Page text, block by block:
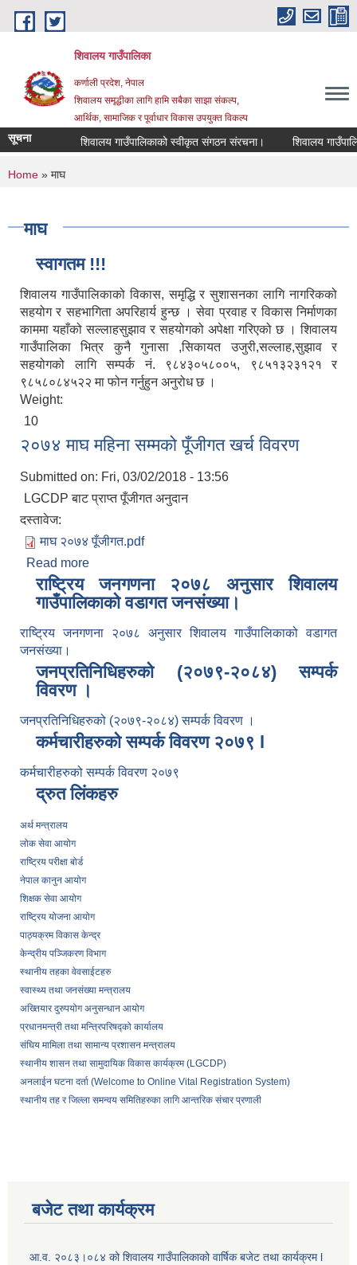
Skip to main content
शिवालय गाउँपालिका
कर्णाली प्रदेश, नेपाल
शिवालय समृद्धीका लागि हामि सबैका साझा संकल्प,
आर्थिक, सामाजिक र पूर्वाधार विकास उपयुक्त विकल्प
सूचना शिवालय गाउँपालिकाको स्वीकृत संगठन संरचना।
You are here
Home » माघ
माघ
स्वागतम !!!
शिवालय गाउँपालिकाको विकास, समृद्धि र सुशासनका लागि नागरिकको
सहयोग र सहभागिता अपरिहार्य हुन्छ । सेवा प्रवाह र विकास निर्माणका
काममा यहाँको सल्लाहसुझाव र सहयोगको अपेक्षा गरिएको छ । शिवालय
गाउँपालिका भित्र कुनै गुनासा ,सिकायत उजुरी,सल्लाह,सुझाव र
सहयोगको लागि सम्पर्क नं. ९८४३०५८००५, ९८५१३२३१२१ र
९८५८०८४५२२ मा फोन गर्नुहुन अनुरोध छ ।
Weight:
10
२०७४ माघ महिना सम्मको पूँजीगत खर्च विवरण
Submitted on: Fri, 03/02/2018 - 13:56
LGCDP बाट प्राप्त पूँजीगत अनुदान
दस्तावेज:
माघ २०७४ पूँजीगत.pdf
Read more
राष्ट्रिय जनगणना २०७८ अनुसार शिवालय
गाउँपालिकाको वडागत जनसंख्या।
राष्ट्रिय जनगणना २०७८ अनुसार शिवालय गाउँपालिकाको वडागत
जनसंख्या।
जनप्रतिनिधिहरुको (२०७९-२०८४) सम्पर्क
विवरण ।
जनप्रतिनिधिहरुको (२०७९-२०८४) सम्पर्क विवरण ।
कर्मचारीहरुको सम्पर्क विवरण २०७९ l
कर्मचारीहरुको सम्पर्क विवरण २०७९
द्रुत लिंकहरु
अर्थ मन्त्रालय
लोक सेवा आयोग
राष्ट्रिय परीक्षा बोर्ड
नेपाल कानुन आयोग
शिक्षक सेवा आयोग
राष्ट्रिय योजना आयोग
पाठ्यक्रम विकास केन्द्र
केन्द्रीय पञ्जिकरण विभाग
स्थानीय तहका वेवसाईटहरु
स्वास्थ्य तथा जनसंख्या मन्त्रालय
अख्तियार दुरुपयोग अनुसन्धान आयोग
प्रधानमन्त्री तथा मन्त्रिपरिषद्को कार्यालय
संघिय मामिला तथा सामान्य प्रशासन मन्त्रालय
स्थानीय शासन तथा सामुदायिक विकास कार्यक्रम (LGCDP)
अनलाईन घटना दर्ता (Welcome to Online Vital Registration System)
स्थानीय तह र जिल्ला समन्वय समितिहरुका लागि आन्तरिक संचार प्रणाली
बजेट तथा कार्यक्रम
आ.व. २०८३।०८४ को शिवालय गाउँपालिकाको वार्षिक बजेट तथा कार्यक्रम l